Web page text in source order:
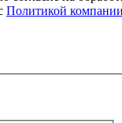
Политикой